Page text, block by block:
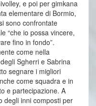
e poi per gimkana
elementare di Bormio,
sono confrontate
“che io possa vincere,
fino in fondo”.
come nella
Sgherri e Sabrina
segnare i migliori
come squadra e in
e partecipazione. A
degli inni composti per